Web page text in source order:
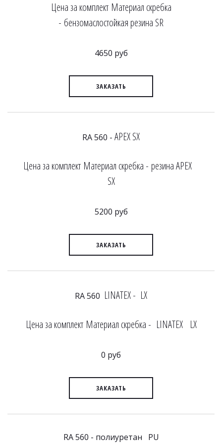
Цена за комплект Материал скребка
- бензомаслостойкая резина SR
4650 руб
ЗАКАЗАТЬ
RA 560 - APEX SX
Цена за комплект Материал скребка - резина APEX
SX
5200 руб
ЗАКАЗАТЬ
RA 560 LINATEX - LX
Цена за комплект Материал скребка - LINATEX LX
0 руб
ЗАКАЗАТЬ
RA 560 - полиуретан PU